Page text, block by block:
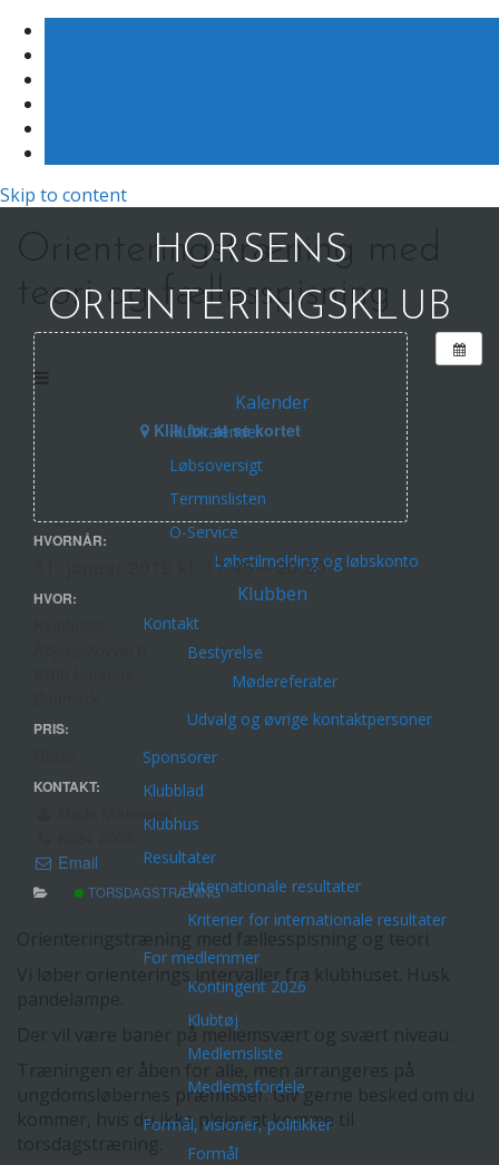
Skip to content
HORSENS
ORIENTERINGSKLUB
Kalender
Klubkalender
Løbsoversigt
Terminslisten
O-Service
Løbstilmelding og løbskonto
Klubben
Kontakt
Bestyrelse
Mødereferater
Udvalg og øvrige kontaktpersoner
Sponsorer
Klubblad
Klubhus
Resultater
Internationale resultater
Kriterier for internationale resultater
For medlemmer
Kontingent 2026
Klubtøj
Medlemsliste
Medlemsfordele
Formål, visioner, politikker
Formål
Orienteringstræning med
teori og fællesspisning
Klik for at se kortet
HVORNÅR:
31. januar 2019 kl. 17:45 – 20:30
HVOR:
PRIS:
KONTAKT:
Mads Mikkelsen
Email
TORSDAGSTRÆNING
Der vil være baner på mellemsvært og svært niveau.
ungdomsløbernes præmisser. Giv gerne besked om du
kommer, hvis du ikke plejer at komme til